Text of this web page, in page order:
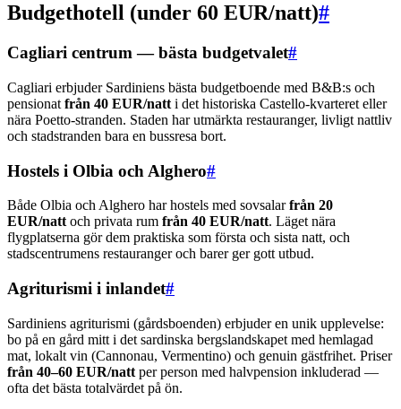
Budgethotell (under 60 EUR/natt)#
Cagliari centrum — bästa budgetvalet#
Cagliari erbjuder Sardiniens bästa budgetboende med B&B:s och
pensionat från 40 EUR/natt i det historiska Castello-kvarteret eller
nära Poetto-stranden. Staden har utmärkta restauranger, livligt nattliv
och stadstranden bara en bussresa bort.
Hostels i Olbia och Alghero#
Både Olbia och Alghero har hostels med sovsalarfrån 20
EUR/natt och privata rum från 40 EUR/natt. Läget nära
flygplatserna gör dem praktiska som första och sista natt, och
stadscentrumens restauranger och barer ger gott utbud.
Agriturismi i inlandet#
Sardiniens agriturismi (gårdsboenden) erbjuder en unik upplevelse:
bo på en gård mitt i det sardinska bergslandskapet med hemlagad
mat, lokalt vin (Cannonau, Vermentino) och genuin gästfrihet. Priser
från 40–60 EUR/natt per person med halvpension inkluderad —
ofta det bästa totalvärdet på ön.